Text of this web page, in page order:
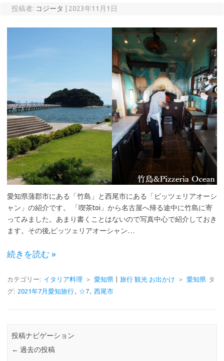
投稿者: コジータ 2023年11月1日
愛知県蒲郡市にある「竹島」と西尾市にある「ピッツェリアオーシ
ャン」の紹介です。 「喫茶toi」から名古屋へ帰る途中に竹島に寄
ってみました。あまり書くことはないので写真中心で紹介しておき
ます。その後,ピッツェリアオーシャン…
続きを読む »
カテゴリー: イタリア料理 ＞ 愛知県 旅行 観光 お出かけ ＞ 愛知県 タ
グ: 2021年7月愛知旅行, ☆7, 西尾市
投稿ナビゲーション
← 過去の投稿